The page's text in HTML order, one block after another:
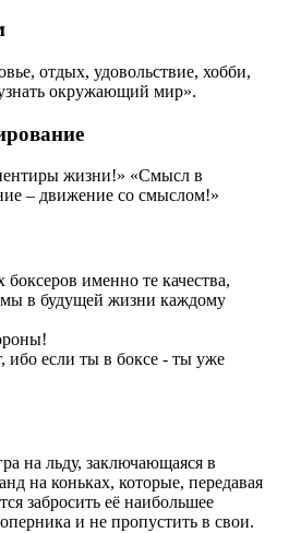
отдых, удовольствие, хобби,
окружающий мир».
жизни!» «Смысл в
– движение со смыслом!»
именно те качества,
в будущей жизни каждому
ибо если ты в боксе - ты уже
на льду, заключающаяся в
на коньках, которые, передавая
забросить её наибольшее
и не пропустить в свои.